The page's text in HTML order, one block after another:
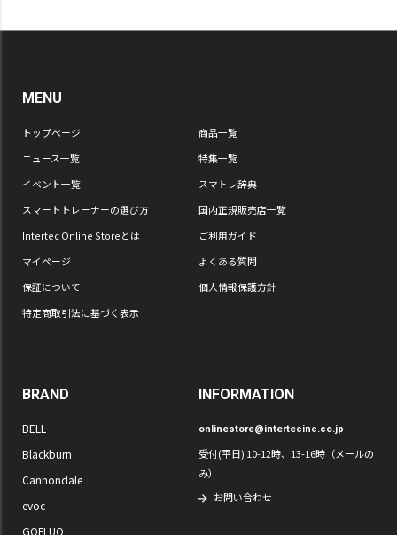
MENU
トップページ
商品一覧
ニュース一覧
特集一覧
イベント一覧
スマトレ辞典
スマートトレーナーの選び方
国内正規販売店一覧
Intertec Online Storeとは
ご利用ガイド
マイページ
よくある質問
保証について
個人情報保護方針
特定商取引法に基づく表示
BRAND
BELL
Blackburn
Cannondale
evoc
GOFLUO
INFORMATION
onlinestore@intertecinc.co.jp
受付(平日) 10-12時、13-16時（メールの
み）
お問い合わせ